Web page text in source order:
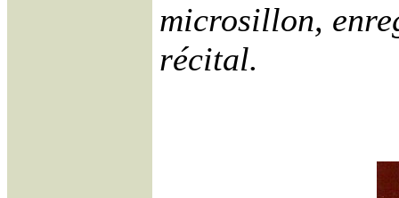
microsillon,
récital.